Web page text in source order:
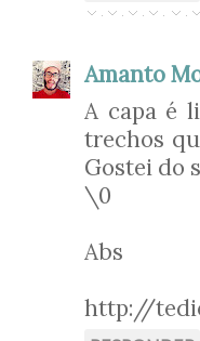
Amanto
A capa é
trechos
Gostei do
\0
Abs
http://